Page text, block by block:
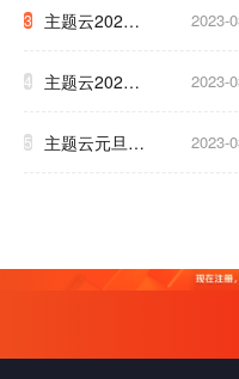
假公告
付系统升级公
告
3 主题云2023
年五一放假公
告
2023-
4 主题云2023
年春节放假公
2023-
5 主题云元旦大 2023-